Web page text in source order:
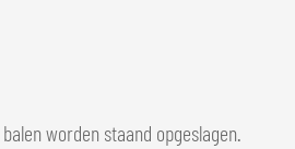
balen worden staand opgeslagen.